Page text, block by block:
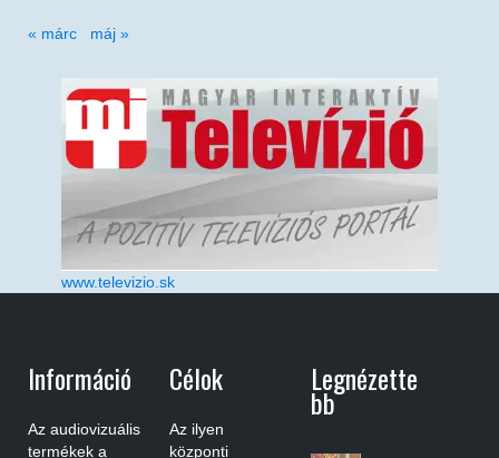
« márc máj »
www.televizio.sk
Információ
Az audiovizuális
termékek a
Célok
Az ilyen
központi
Legnézette
Bb